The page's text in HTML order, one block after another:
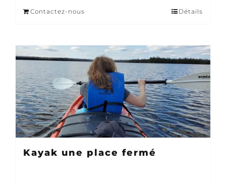
Contactez-nous Détails
Kayak une place fermé